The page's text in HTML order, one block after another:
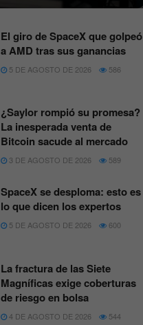
El giro de SpaceX que golpeó
a AMD tras sus ganancias
5 DE AGOSTO DE 2026 586
¿Saylor rompió su promesa?
La inesperada venta de
Bitcoin sacude al mercado
3 DE AGOSTO DE 2026 589
SpaceX se desploma: esto es
lo que dicen los expertos
5 DE AGOSTO DE 2026 600
La fractura de las Siete
Magníficas exige coberturas
de riesgo en bolsa
4 DE AGOSTO DE 2026 544